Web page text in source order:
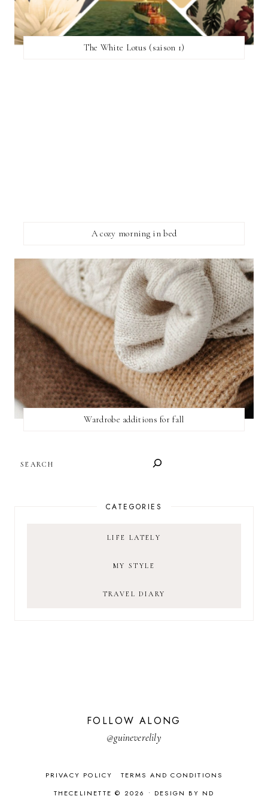
The White Lotus (saison 1)
A cozy morning in bed
Wardrobe additions for fall
CATEGORIES
LIFE LATELY
MY STYLE
TRAVEL DIARY
FOLLOW ALONG
@guineverelily
PRIVACY POLICY
TERMS AND CONDITIONS
THECELINETTE © 2026 • DESIGN BY ND